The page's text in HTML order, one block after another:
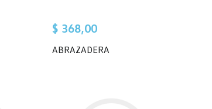
$ 368,00
ABRAZADERA